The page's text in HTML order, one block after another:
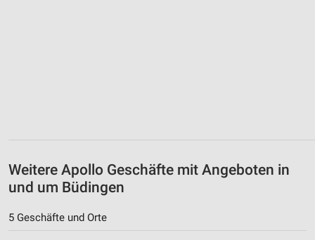
Weitere Apollo Geschäfte mit Angeboten in
und um Büdingen
5 Geschäfte und Orte